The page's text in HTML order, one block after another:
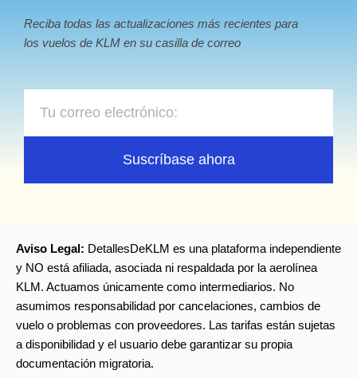
Reciba todas las actualizaciones más recientes para
los vuelos de KLM en su casilla de correo
Suscríbase ahora
Aviso Legal: DetallesDeKLM es una plataforma independiente
y NO está afiliada, asociada ni respaldada por la aerolínea
KLM. Actuamos únicamente como intermediarios. No
asumimos responsabilidad por cancelaciones, cambios de
vuelo o problemas con proveedores. Las tarifas están sujetas
a disponibilidad y el usuario debe garantizar su propia
documentación migratoria.